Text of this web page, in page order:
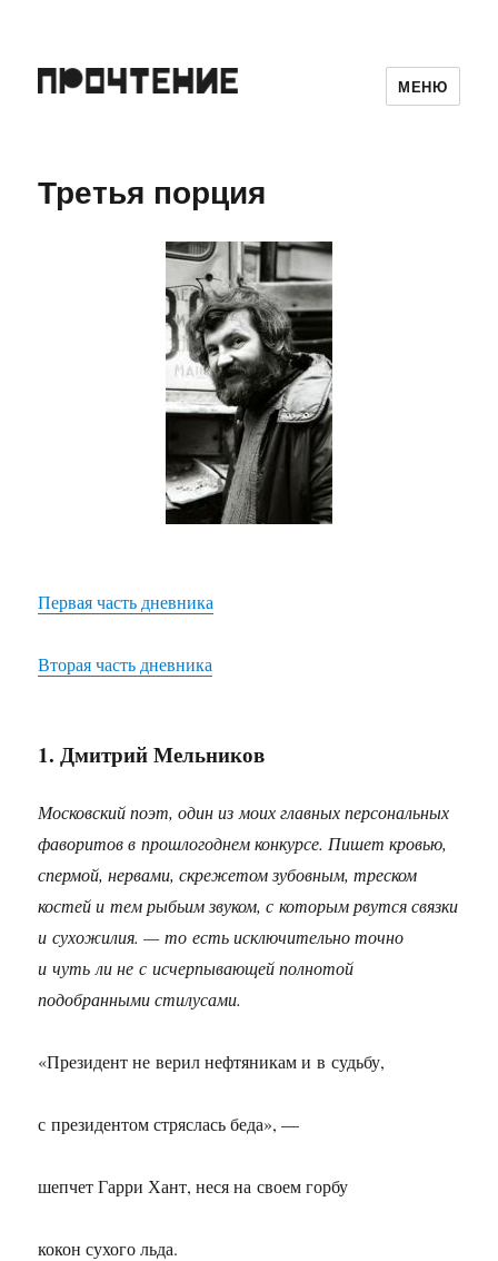
МЕНЮ
Третья порция
Первая часть дневника
Вторая часть дневника
1. Дмитрий Мельников
Московский поэт, один из моих главных персональных
фаворитов в прошлогоднем конкурсе. Пишет кровью,
спермой, нервами, скрежетом зубовным, треском
костей и тем рыбьим звуком, с которым рвутся связки
и сухожилия. — то есть исключительно точно
и чуть ли не с исчерпывающей полнотой
подобранными стилусами.
«Президент не верил нефтяникам и в судьбу,
с президентом стряслась беда», —
шепчет Гарри Хант, неся на своем горбу
кокон сухого льда.